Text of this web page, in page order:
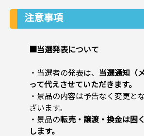
注意事項
■当選発表について
・当選者の発表は、 当選通知（
って代えさせていただきます。
・景品の内容は予告なく変更と
ざいます。
・景品の転売・譲渡・換金は固
します。